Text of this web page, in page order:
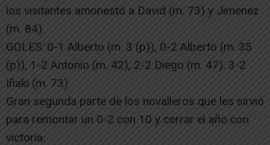
los visitantes amonestó a David (m. 73) y Jimenez
(m. 84).
GOLES: 0-1 Alberto (m. 3 (p)), 0-2 Alberto (m. 35
(p)), 1-2 Antonio (m. 42), 2-2 Diego (m. 47). 3-2
Iñaki (m. 73)
Gran segunda parte de los novalleros que les sirvió
para remontar un 0-2 con 10 y cerrar el año con
victoria.